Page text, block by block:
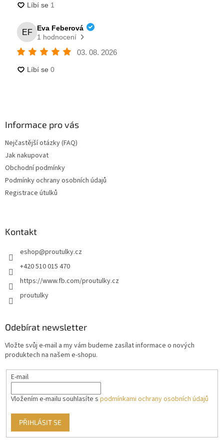
Informace pro vás
Nejčastější otázky (FAQ)
Jak nakupovat
Obchodní podmínky
Podmínky ochrany osobních údajů
Registrace útulků
Kontakt
eshop@proutulky.cz
+420 510 015 470
https://www.fb.com/proutulky.cz
proutulky
Odebírat newsletter
Vložte svůj e-mail a my vám budeme zasílat informace o nových
produktech na našem e-shopu.
E-mail
Vložením e-mailu souhlasíte s podmínkami ochrany osobních údajů
PŘIHLÁSIT SE